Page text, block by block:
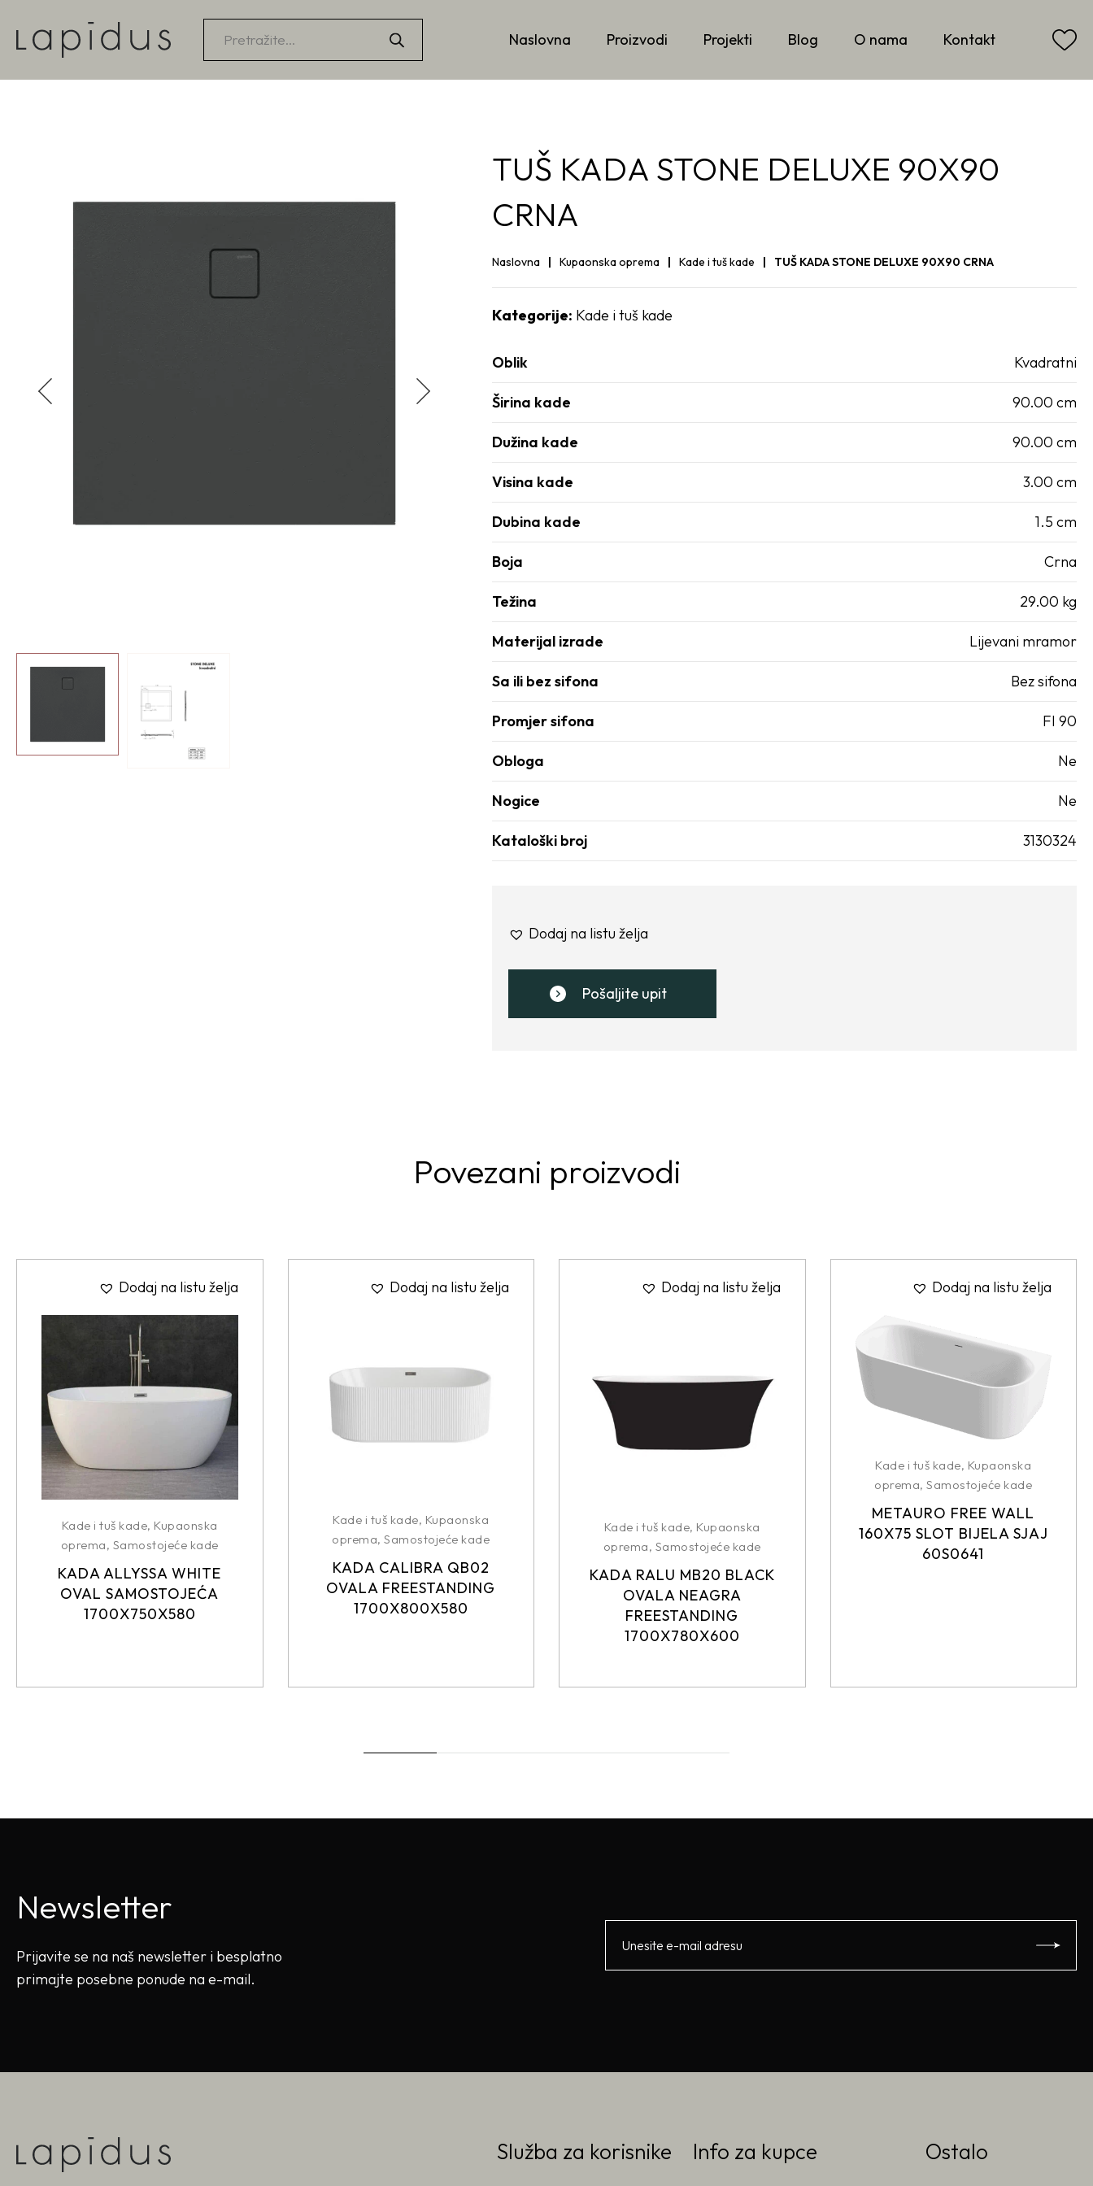
Products
search
Naslovna Proizvodi Projekti Blog O nama Kontakt
TUŠ KADA STONE DELUXE 90X90
CRNA
Naslovna Kupaonska oprema Kade i tuš kade TUŠ KADA STONE DELUXE 90X90 CRNA
Kategorije: Kade i tuš kade
Oblik Kvadratni
Širina kade 90.00 cm
Dužina kade 90.00 cm
Visina kade 3.00 cm
Dubina kade 1.5 cm
Boja Crna
Težina 29.00 kg
Materijal izrade Lijevani mramor
Sa ili bez sifona Bez sifona
Promjer sifona FI 90
Obloga Ne
Nogice Ne
Kataloški broj 3130324
Dodaj na listu želja
Pošaljite upit
Povezani proizvodi
Dodaj na listu želja
Kade i tuš kade, Kupaonska
oprema, Samostojeće kade
KADA ALLYSSA WHITE
OVAL SAMOSTOJEĆA
1700X750X580
Dodaj na listu želja
Kade i tuš kade, Kupaonska
oprema,Samostojeće kade
KADA CALIBRA QB02
OVALA FREESTANDING
1700X800X580
Dodaj na listu želja
Kade i tuš kade, Kupaonska
oprema, Samostojeće kade
KADA RALU MB20 BLACK
OVALA NEAGRA
FREESTANDING
1700X780X600
Dodaj na listu želja
Kade i tuš kade, Kupaonska
oprema,Samostojeće kade
METAURO FREE WALL
160X75 SLOT BIJELA SJAJ
60S0641
Newsletter
Prijavite se na naš newsletter i besplatno
primajte posebne ponude na e-mail.
Služba za korisnike Info za kupce Ostalo